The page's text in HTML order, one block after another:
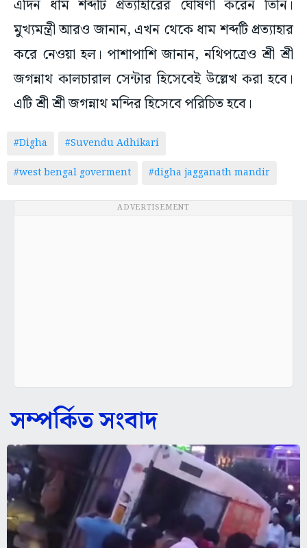
এদিন ধাম শব্দটি প্রত্যাহারের ঘোষণা করেন তিনি।
মুখ্যমন্ত্রী আরও জানান, এখন থেকে ধাম শব্দটি প্রত্যাহার
করে নেওয়া হল। পাশাপাশি জানান, নথিপত্রেও শ্রী শ্রী
জগন্নাথ কালচারাল সেন্টার হিসেবেই উল্লেখ করা হবে।
এটি শ্রী শ্রী জগন্নাথ মন্দির হিসেবে পরিচিত হবে।
#Digha
#Suvendu Adhikari
#west bengal goverment
#digha jagganath mandir
ADVERTISEMENT
সম্পর্কিত সংবাদ